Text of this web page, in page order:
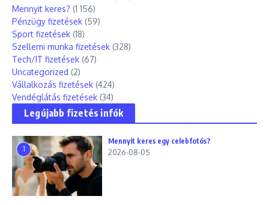
Mennyit keres? (1 156)
Pénzügy fizetések (59)
Sport fizetések (18)
Szellemi munka fizetések (328)
Tech/IT fizetések (67)
Uncategorized (2)
Vállalkozás fizetések (424)
Vendéglátás fizetések (34)
Legújabb fizetés infók
1
Mennyit keres egy celebfotós?
2026-08-05